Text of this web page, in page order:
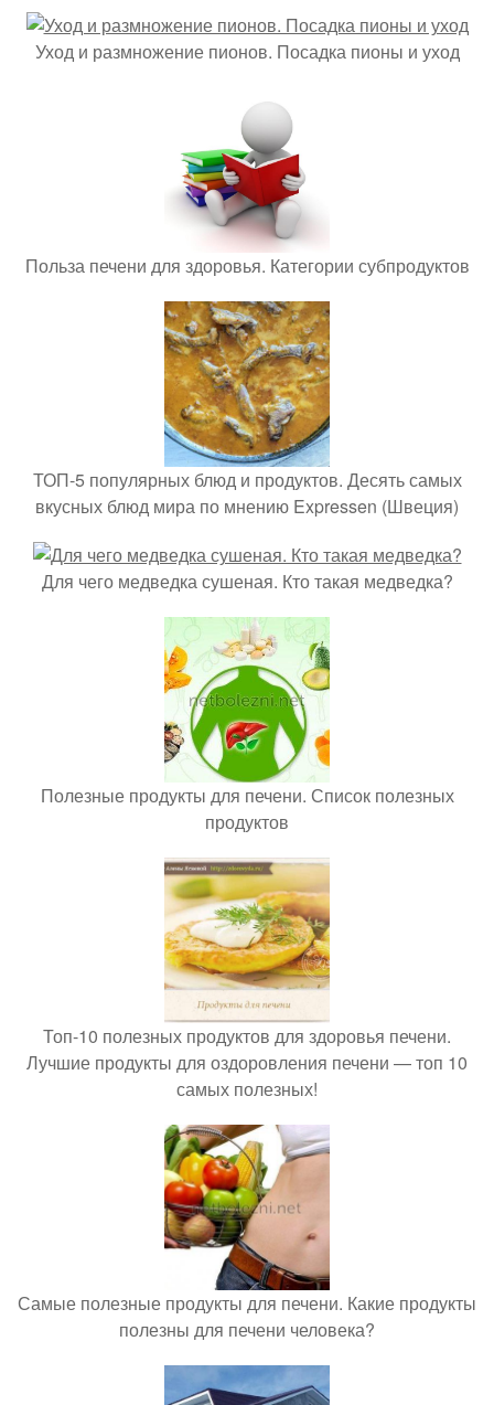
Уход и размножение пионов. Посадка пионы и уход
Польза печени для здоровья. Категории субпродуктов
ТОП-5 популярных блюд и продуктов. Десять самых
вкусных блюд мира по мнению Expressen (Швеция)
Для чего медведка сушеная. Кто такая медведка?
Полезные продукты для печени. Список полезных
продуктов
Топ-10 полезных продуктов для здоровья печени.
Лучшие продукты для оздоровления печени — топ 10
самых полезных!
Самые полезные продукты для печени. Какие продукты
полезны для печени человека?